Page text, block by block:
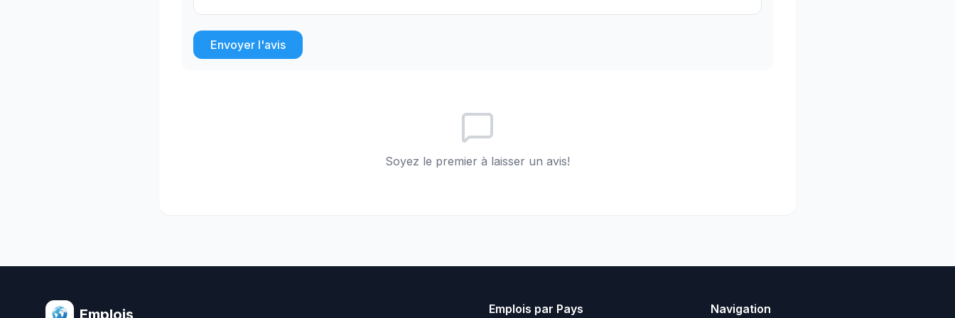
Envoyer l'avis
Soyez le premier à laisser un avis!
Emplois Emplois par Pays Navigation